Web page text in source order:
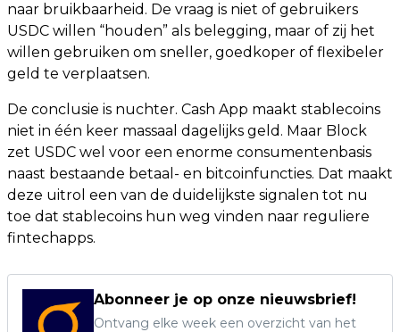
naar bruikbaarheid. De vraag is niet of gebruikers
USDC willen “houden” als belegging, maar of zij het
willen gebruiken om sneller, goedkoper of flexibeler
geld te verplaatsen.
De conclusie is nuchter. Cash App maakt stablecoins
niet in één keer massaal dagelijks geld. Maar Block
zet USDC wel voor een enorme consumentenbasis
naast bestaande betaal- en bitcoinfuncties. Dat maakt
deze uitrol een van de duidelijkste signalen tot nu
toe dat stablecoins hun weg vinden naar reguliere
fintechapps.
Abonneer je op onze nieuwsbrief!
Ontvang elke week een overzicht van het